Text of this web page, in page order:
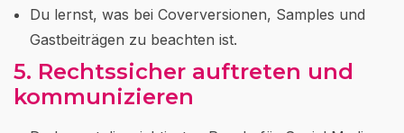
Du lernst, was bei Coverversionen, Samples und
Gastbeiträgen zu beachten ist.
5. Rechtssicher auftreten und
kommunizieren